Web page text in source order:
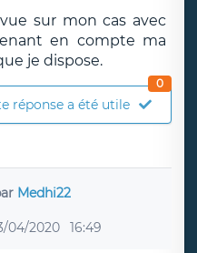
sur mon cas avec
en compte ma
je dispose.
réponse a été utile
0
Medhi22
04/2020 16:49